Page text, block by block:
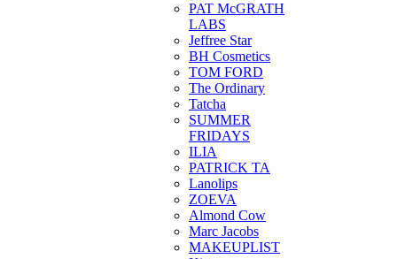
PAT McGRATH
LABS
Jeffree Star
BH Cosmetics
TOM FORD
The Ordinary
Tatcha
SUMMER
FRIDAYS
ILIA
PATRICK TA
Lanolips
ZOEVA
Almond Cow
Marc Jacobs
MAKEUPLIST